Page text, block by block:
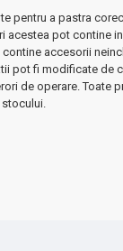
pentru curățare
pentru
pentru control
de spumare pentru
20x25x31 cm
lingura de măsurare
pentru a pastra
acestea pot contine
accesorii
pot fi modificate de
de operare. Toate
stocului.